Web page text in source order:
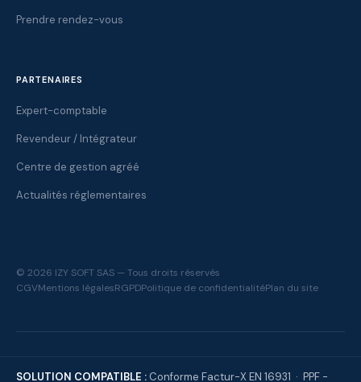
Prendre rendez-vous
PARTENAIRES
Expert-comptable
Revendeur / Intégrateur
Centre de gestion agréé
Actualités réglementaires
© 2026 IZY SOFT SAS — Tous droits réservés
CGVMentions légalesRGPDPolitique de confidentialitéPlan du site
SOLUTION COMPATIBLE : Conforme Factur-X EN 16931 · PPF -